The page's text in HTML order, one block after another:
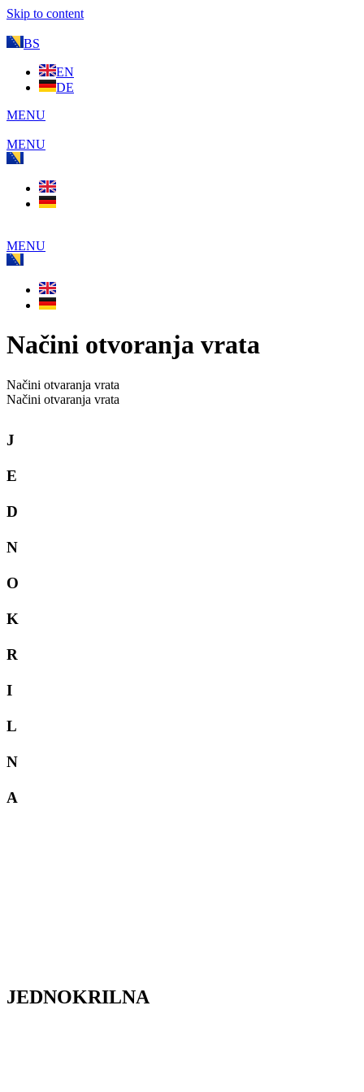
Skip to content
BS
EN
DE
MENU
MENU
MENU
Načini otvoranja vrata
Načini otvaranja vrata
Načini otvaranja vrata
J
E
D
N
O
K
R
I
L
N
A
JEDNOKRILNA